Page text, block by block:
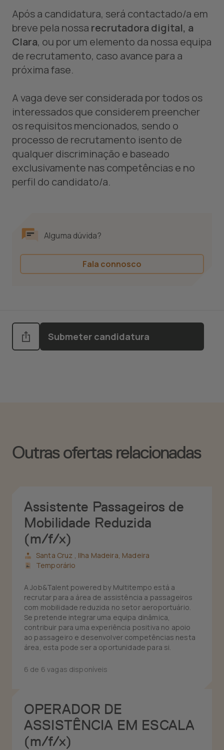
Após a candidatura, será contactado/a em
breve pela nossa recrutadora digital, a
Clara, ou por um elemento da nossa equipa
de recrutamento, caso avance para a
próxima fase.
A vaga deve ser considerada por todos os
interessados que considerem preencher
os requisitos mencionados, sendo o
processo de recrutamento isento de
qualquer discriminação e baseado
exclusivamente nas competências e no
perfil do candidato/a.
Alguma dúvida?
Fala connosco
Submeter candidatura
Outras ofertas relacionadas
Assistente Passageiros de
Mobilidade Reduzida
(m/f/x)
Santa Cruz , Ilha Madeira, Madeira
Temporário
A Job&Talent powered by Multitempo está a
recrutar para a área de assistência a passageiros
com mobilidade reduzida no setor aeroportuário.
Se pretende integrar uma equipa dinâmica,
contribuir para uma experiência positiva no apoio
ao passageiro e desenvolver competências nesta
área, esta pode ser a oportunidade para si.
6 de 6 vagas disponíveis
OPERADOR DE
ASSISTÊNCIA EM ESCALA
(m/f/x)